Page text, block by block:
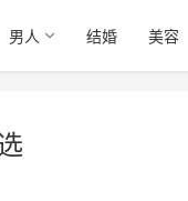
男人 结婚 美容